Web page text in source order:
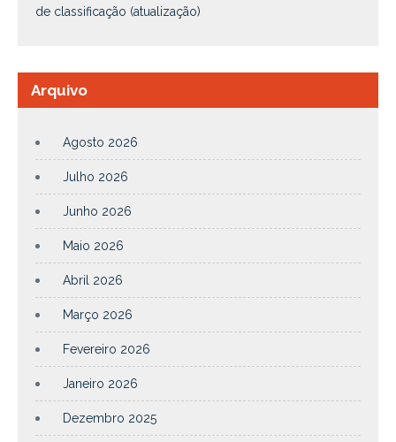
de classificação (atualização)
Arquivo
Agosto 2026
Julho 2026
Junho 2026
Maio 2026
Abril 2026
Março 2026
Fevereiro 2026
Janeiro 2026
Dezembro 2025